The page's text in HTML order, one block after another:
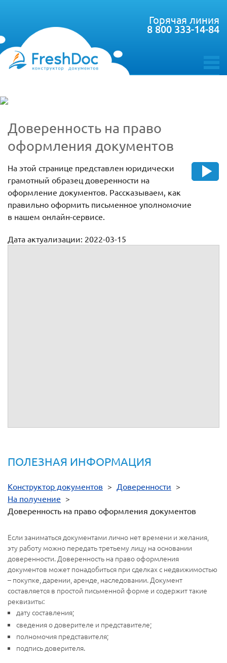
toggle
Горячая линия
8 800 333-14-84
Доверенность на право
оформления документов
На этой странице представлен юридически
грамотный образец доверенности на
оформление документов. Рассказываем, как
правильно оформить письменное уполномочие
в нашем онлайн-сервисе.
Дата актуализации: 2022-03-15
ПОЛЕЗНАЯ ИНФОРМАЦИЯ
Конструктор документов > Доверенности >
На получение >
Доверенность на право оформления документов
Если заниматься документами лично нет времени и желания,
эту работу можно передать третьему лицу на основании
доверенности. Доверенность на право оформления
документов может понадобиться при сделках с недвижимостью
– покупке, дарении, аренде, наследовании. Документ
составляется в простой письменной форме и содержит такие
реквизиты:
дату составления;
сведения о доверителе и представителе;
полномочия представителя;
подпись доверителя.